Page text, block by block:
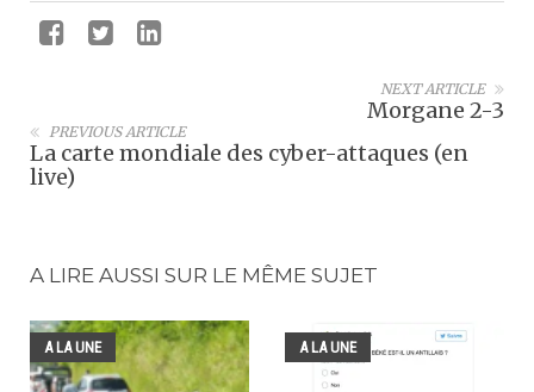
NEXT ARTICLE
Morgane 2-3
PREVIOUS ARTICLE
La carte mondiale des cyber-attaques (en
live)
A LIRE AUSSI SUR LE MÊME SUJET
A LA UNE A LA UNE